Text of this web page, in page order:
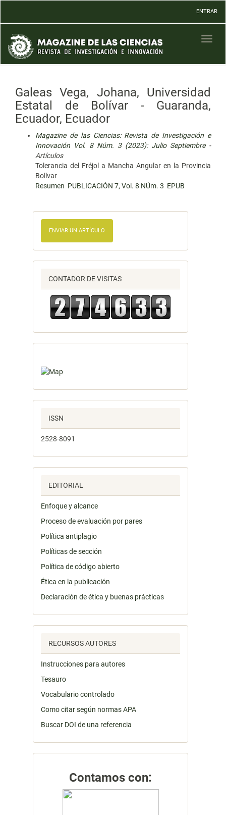
Contenido
principal
Barra
lateral
ENTRAR
Galeas Vega, Johana, Universidad
Estatal de Bolívar - Guaranda,
Ecuador, Ecuador
Magazine de las Ciencias: Revista de Investigación e
Innovación Vol. 8 Núm. 3 (2023): Julio Septiembre-
Artículos
Tolerancia del Fréjol a Mancha Angular en la Provincia
Bolívar
Resumen PUBLICACIÓN 7, Vol. 8 NÚm. 3 EPUB
ENVIAR UN ARTÍCULO
CONTADOR DE VISITAS
ISSN
2528-8091
EDITORIAL
Enfoque y alcance
Proceso de evaluación por pares
Política antiplagio
Políticas de sección
Política de código abierto
Ética en la publicación
Declaración de ética y buenas prácticas
RECURSOS AUTORES
Instrucciones para autores
Tesauro
Vocabulario controlado
Como citar según normas APA
Buscar DOI de una referencia
Contamos con: